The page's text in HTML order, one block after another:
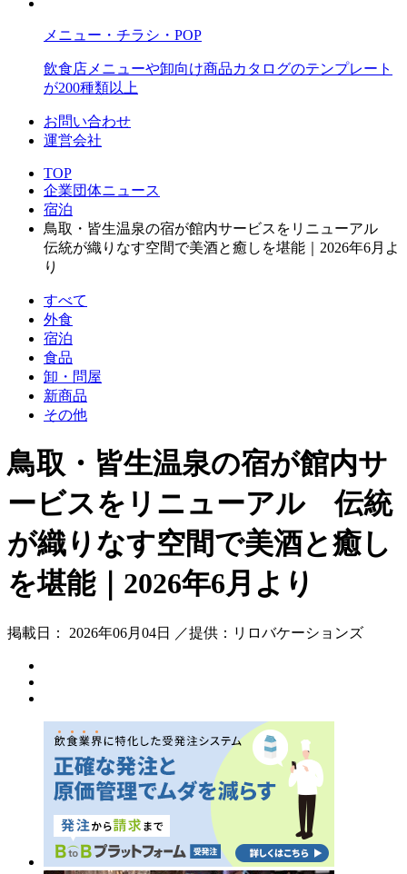
メニュー・チラシ・POP
飲食店メニューや卸向け商品カタログのテンプレート
が200種類以上
お問い合わせ
運営会社
TOP
企業団体ニュース
宿泊
鳥取・皆生温泉の宿が館内サービスをリニューアル
伝統が織りなす空間で美酒と癒しを堪能｜2026年6月よ
り
すべて
外食
宿泊
食品
卸・問屋
新商品
その他
鳥取・皆生温泉の宿が館内サ
ービスをリニューアル 伝統
が織りなす空間で美酒と癒し
を堪能｜2026年6月より
掲載日： 2026年06月04日 ／提供：リロバケーションズ